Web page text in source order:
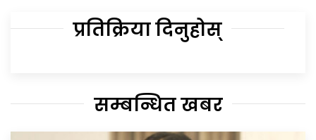
प्रतिक्रिया दिनुहोस्
सम्बन्धित खबर